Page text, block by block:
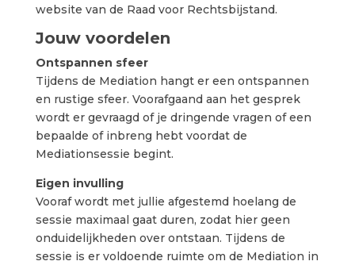
website van de Raad voor Rechtsbijstand.
Jouw voordelen
Ontspannen sfeer
Tijdens de Mediation hangt er een ontspannen
en rustige sfeer. Voorafgaand aan het gesprek
wordt er gevraagd of je dringende vragen of een
bepaalde of inbreng hebt voordat de
Mediationsessie begint.
Eigen invulling
Vooraf wordt met jullie afgestemd hoelang de
sessie maximaal gaat duren, zodat hier geen
onduidelijkheden over ontstaan. Tijdens de
sessie is er voldoende ruimte om de Mediation in